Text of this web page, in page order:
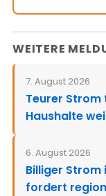
WEITERE
7. August 2026
Teurer Strom
Haushalte
6. August 2026
Billiger Strom
fordert